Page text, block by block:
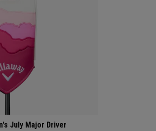
July Major Driver